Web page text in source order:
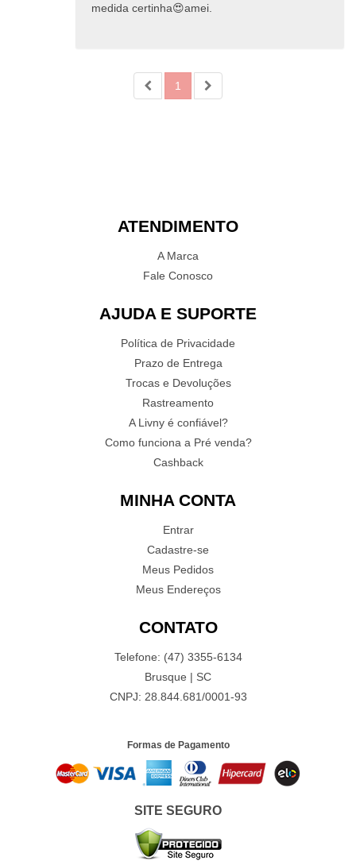
medida certinha😍amei.
1
ATENDIMENTO
A Marca
Fale Conosco
AJUDA E SUPORTE
Política de Privacidade
Prazo de Entrega
Trocas e Devoluções
Rastreamento
A Livny é confiável?
Como funciona a Pré venda?
Cashback
MINHA CONTA
Entrar
Cadastre-se
Meus Pedidos
Meus Endereços
CONTATO
Telefone: (47) 3355-6134
Brusque | SC
CNPJ: 28.844.681/0001-93
Formas de Pagamento
SITE SEGURO